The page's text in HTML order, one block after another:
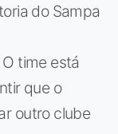
do Sampa
time está
que o
outro clube